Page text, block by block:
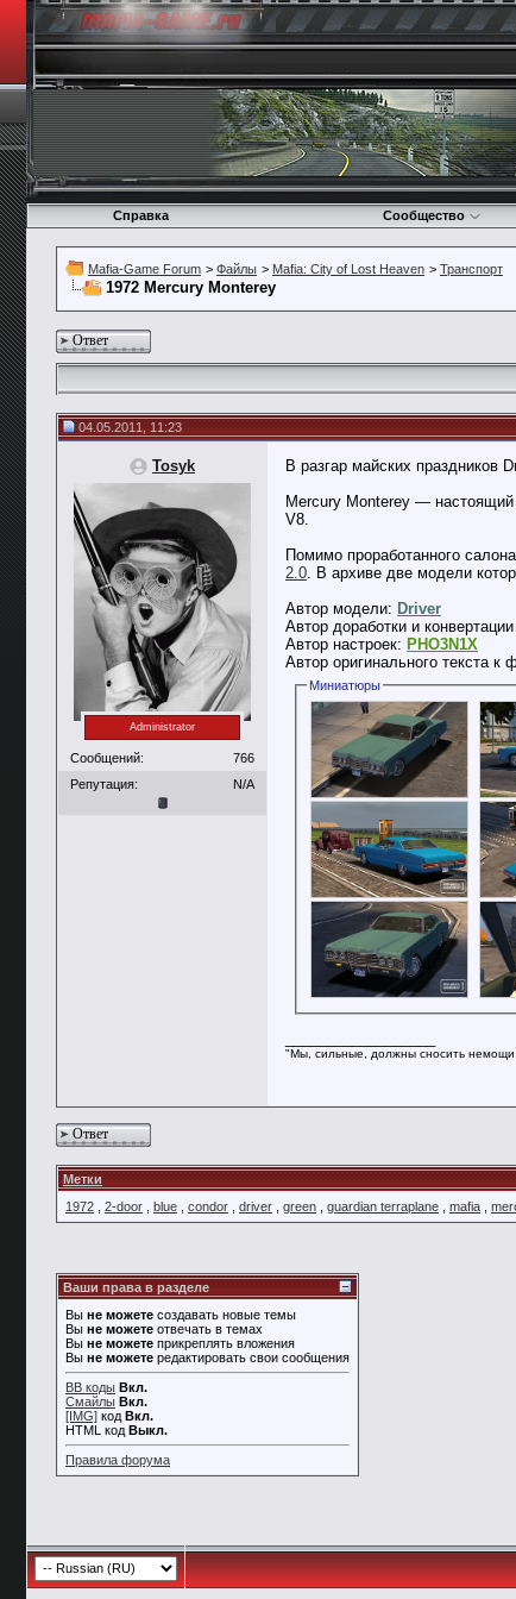
Справка Сообщество
Mafia-Game Forum > Файлы > Mafia: City of Lost Heaven > Транспорт
1972 Mercury Monterey
Ответ
04.05.2011, 11:23
Tosyk
Administrator
Сообщений:
766
Репутация:
N/A
В разгар майских праздников
Mercury Monterey —
V8.
Помимо проработанного
2.0. В архиве две модели
Автор модели: Driver
Автор доработки и
Автор настроек: PHO3N1X
Автор оригинального текста к
Миниатюры
"Мы, сильные, должны сносить немощи
Ответ
Метки
1972
2-door blue condor driver green guardian terraplane mafia
Ваши права в разделе
Вы не можете создавать новые темы
Вы не можете отвечать в темах
Вы не можете прикреплять вложения
Вы не можете редактировать свои сообщения
BB коды Вкл.
Смайлы Вкл.
[IMG] код Вкл.
HTML код Выкл.
Правила форума